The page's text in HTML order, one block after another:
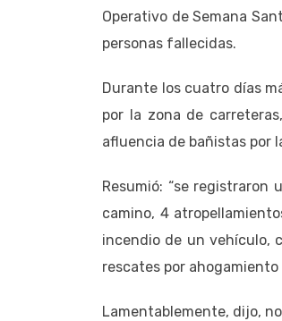
Operativo de Semana
personas fallecidas.
Durante los cuatro días
por la zona de
afluencia de bañistas por
Resumió: “se
camino, 4
incendio de un vehículo,
rescates por
Lamentablemente, dijo,